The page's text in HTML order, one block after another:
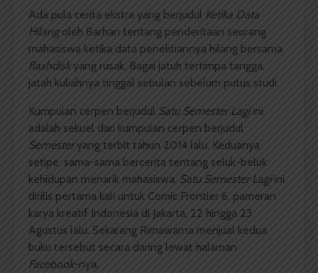
Ada pula cerita ekstra yang berjudul Ketika Data
Hilangoleh Barhan tentang penderitaan seorang
mahasiswa ketika data penelitiannya hilang bersama
flashdiskyang rusak. Bagai jatuh tertimpa tangga,
jatah kuliahnya tinggal sebulan sebelum putus studi.
Kumpulan cerpen berjudul Satu Semester Lagiini
adalah sekuel dari kumpulan cerpen berjudul
Semesteryang terbit tahun 2014 lalu. Keduanya
setipe: sama-sama bercerita tentang seluk-beluk
kehidupan menarik mahasiswa. Satu Semester Lagiini
dirilis pertama kali untuk Comic Frontier 6, pameran
karya kreatif Indonesia di Jakarta, 22 hingga 23
Agustus lalu. Sekarang Rimawarna menjual kedua
buku tersebut secara daring lewat halaman
Facebook-nya.